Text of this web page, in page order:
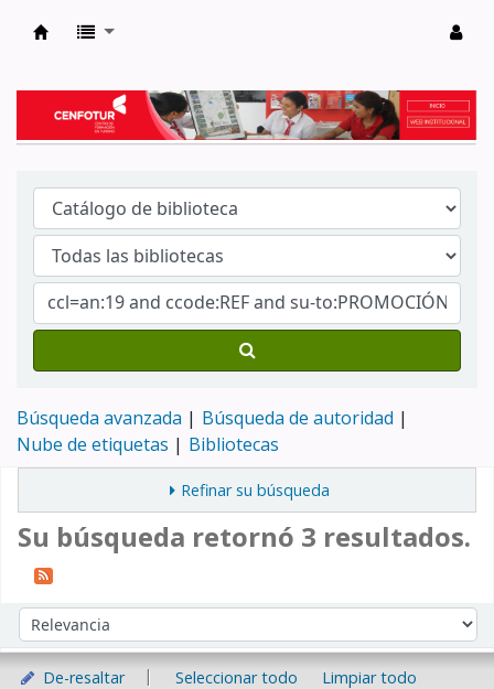
Búsqueda avanzada
Búsqueda de autoridad
Nube de etiquetas
Bibliotecas
Refinar su búsqueda
Su búsqueda retornó 3 resultados.
Ordenar por:
De-resaltar Seleccionar todo
Limpiar todo